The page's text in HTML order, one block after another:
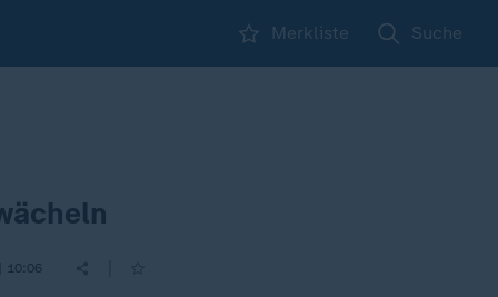
Merkliste Suche
10:06